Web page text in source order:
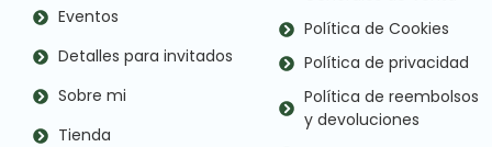
Eventos
Detalles para invitados
Sobre mi
Tienda
Política de Cookies
Política de privacidad
Política de reembolsos
y devoluciones